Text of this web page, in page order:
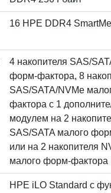
16 HPE DDR4
4 накопителя SAS/
форм-фактора, 8
SAS/SATA/NVMe
фактора с 1
модулем на 2
SAS/SATA малого
или на 2 накопителя
малого форм-фактора
HPE iLO Standard с